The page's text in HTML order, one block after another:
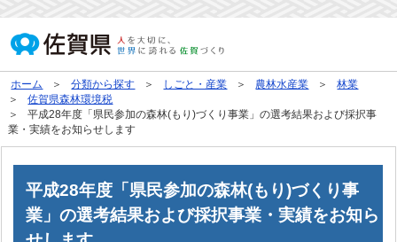
ホーム 分類から探す しごと・産業 農林水産業
林業
佐賀県森林環境税
平成28年度「県民参加の森林(もり)づくり事業」の選考結果および採択事
業・実績をお知らせします
平成28年度「県民参加の森林(もり)づくり事
業」の選考結果および採択事業・実績をお知ら